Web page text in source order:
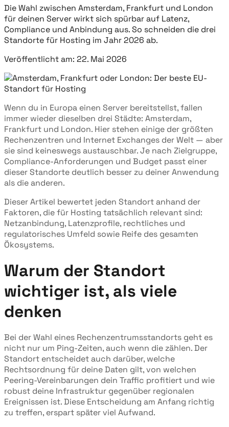
Die Wahl zwischen Amsterdam, Frankfurt und London
für deinen Server wirkt sich spürbar auf Latenz,
Compliance und Anbindung aus. So schneiden die drei
Standorte für Hosting im Jahr 2026 ab.
Veröffentlicht am: 22. Mai 2026
Wenn du in Europa einen Server bereitstellst, fallen
immer wieder dieselben drei Städte: Amsterdam,
Frankfurt und London. Hier stehen einige der größten
Rechenzentren und Internet Exchanges der Welt — aber
sie sind keineswegs austauschbar. Je nach Zielgruppe,
Compliance-Anforderungen und Budget passt einer
dieser Standorte deutlich besser zu deiner Anwendung
als die anderen.
Dieser Artikel bewertet jeden Standort anhand der
Faktoren, die für Hosting tatsächlich relevant sind:
Netzanbindung, Latenzprofile, rechtliches und
regulatorisches Umfeld sowie Reife des gesamten
Ökosystems.
Warum der Standort
wichtiger ist, als viele
denken
Bei der Wahl eines Rechenzentrumsstandorts geht es
nicht nur um Ping-Zeiten, auch wenn die zählen. Der
Standort entscheidet auch darüber, welche
Rechtsordnung für deine Daten gilt, von welchen
Peering-Vereinbarungen dein Traffic profitiert und wie
robust deine Infrastruktur gegenüber regionalen
Ereignissen ist. Diese Entscheidung am Anfang richtig
zu treffen, erspart später viel Aufwand.